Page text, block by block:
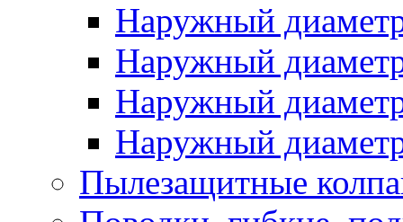
Наружный
Наружный
Наружный
Наружный
Пылезащитные